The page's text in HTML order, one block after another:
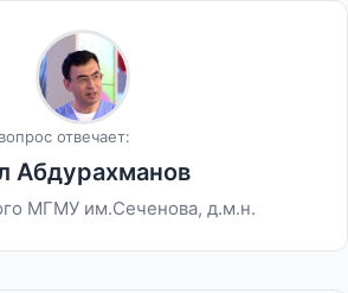
отвечает:
Абдурахманов
МГМУ им.Сеченова, д.м.н.